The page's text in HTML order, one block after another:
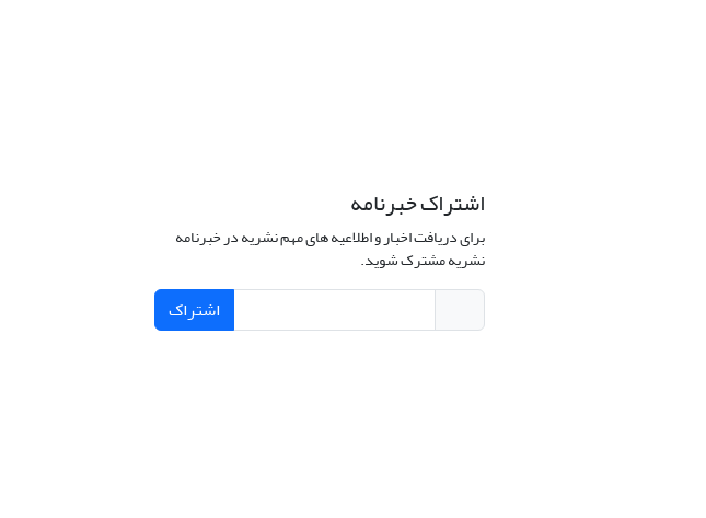
اشتراک خبرنامه
برای دریافت اخبار و اطلاعیه های مهم نشریه در خبرنامه
نشریه مشترک شوید.
اشتراک